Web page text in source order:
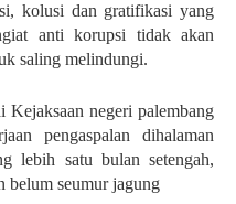
kolusi dan gratifikasi yang
anti korupsi tidak akan
saling melindungi.
Kejaksaan negeri palembang
pengaspalan dihalaman
lebih satu bulan setengah,
belum seumur jagung